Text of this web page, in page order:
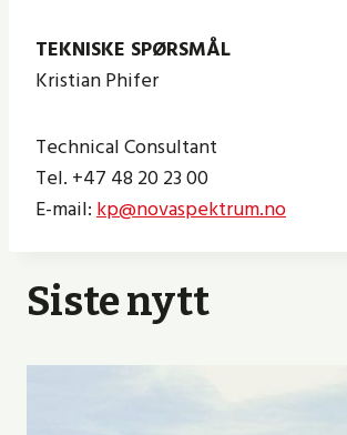
TEKNISKE SPØRSMÅL
Kristian Phifer
Technical Consultant
Tel. +47 48 20 23 00
E-mail:kp@novaspektrum.no
Siste nytt